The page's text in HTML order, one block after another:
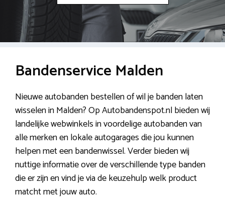
Bandenservice Malden
Nieuwe autobanden bestellen of wil je banden laten
wisselen in Malden? Op Autobandenspot.nl bieden wij
landelijke webwinkels in voordelige autobanden van
alle merken en lokale autogarages die jou kunnen
helpen met een bandenwissel. Verder bieden wij
nuttige informatie over de verschillende type banden
die er zijn en vind je via de keuzehulp welk product
matcht met jouw auto.